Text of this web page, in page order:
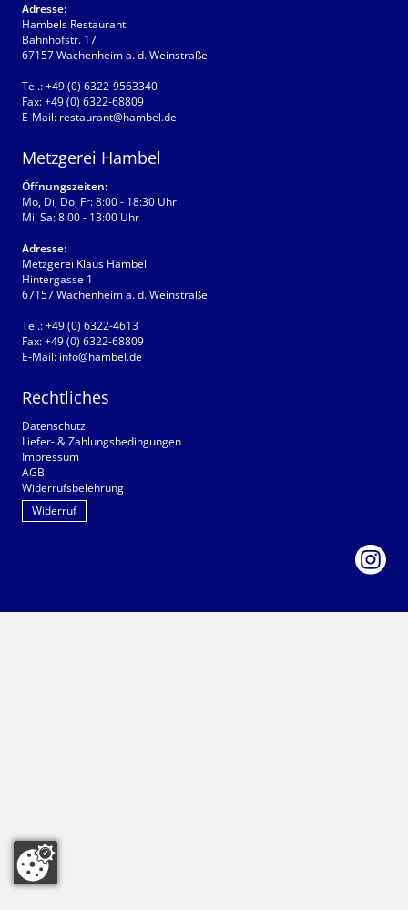
Rechtliches
Datenschutz
Liefer- & Zahlungsbedingungen
Impressum
AGB
Widerrufsbelehrung
Widerruf
Adresse:
Hambels Restaurant
Bahnhofstr. 17
67157 Wachenheim a. d. Weinstraße
Tel.:+49 (0) 6322-9563340
Fax:+49 (0) 6322-68809
E-Mail: restaurant@hambel.de
Metzgerei Hambel
Öffnungszeiten:
Mo, Di, Do, Fr: 8:00 - 18:30 Uhr
Mi, Sa: 8:00 - 13:00 Uhr
Adresse:
Metzgerei Klaus Hambel
Hintergasse 1
67157 Wachenheim a. d. Weinstraße
Tel.:+49 (0) 6322-4613
Fax:+49 (0) 6322-68809
E-Mail: info@hambel.de